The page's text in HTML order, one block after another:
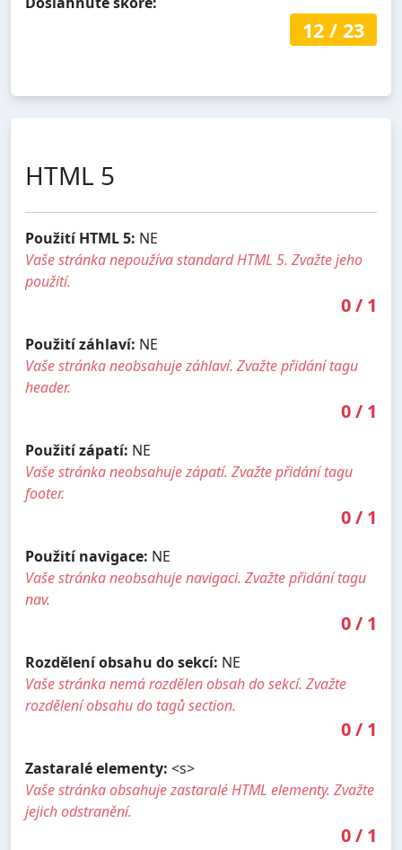
12/ 23
HTML 5
Použití HTML 5: NE
Vaše stránka nepoužíva standard HTML 5. Zvažte jeho
použití.
0/ 1
Použití záhlaví: NE
Vaše stránka neobsahuje záhlaví. Zvažte přidání tagu
header.
0/ 1
Použití zápatí: NE
Vaše stránka neobsahuje zápatí. Zvažte přidání tagu
footer.
0/ 1
Použití navigace: NE
Vaše stránka neobsahuje navigaci. Zvažte přidání tagu
nav.
0/ 1
Rozdělení obsahu do sekcí: NE
Vaše stránka nemá rozdělen obsah do sekcí. Zvažte
rozdělení obsahu do tagů section.
0/ 1
Zastaralé elementy: <s>
Vaše stránka obsahuje zastaralé HTML elementy. Zvažte
jejich odstranění.
0/ 1